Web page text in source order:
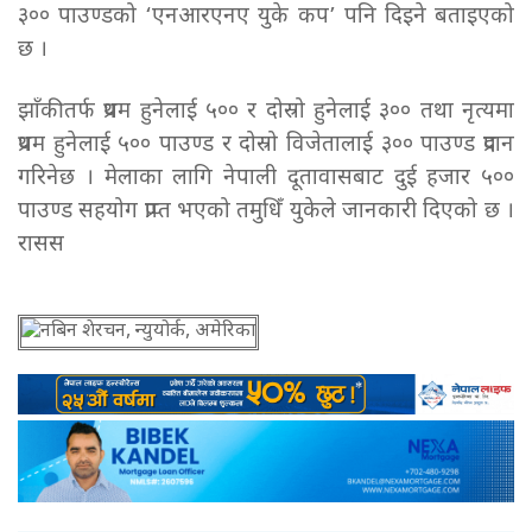
३०० पाउण्डको ‘एनआरएनए युके कप’ पनि दिइने बताइएको
छ ।
झाँकीतर्फ प्रथम हुनेलाई ५०० र दोस्रो हुनेलाई ३०० तथा नृत्यमा
प्रथम हुनेलाई ५०० पाउण्ड र दोस्रो विजेतालाई ३०० पाउण्ड प्रदान
गरिनेछ । मेलाका लागि नेपाली दूतावासबाट दुई हजार ५००
पाउण्ड सहयोग प्राप्त भएको तमुधिँ युकेले जानकारी दिएको छ ।
रासस